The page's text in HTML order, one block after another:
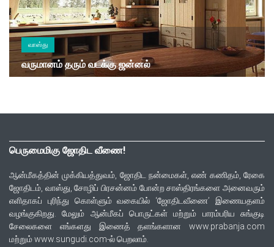
வாஸ்து
வருமானம் தரும் வடக்கு ஜன்னல்
பெருமைமிகு ஜோதிட வீணை!
ஆன்மீகத்தின் முக்கியத்துவம், ஜோதிட நன்மைகள், எண் கணிதம், ரேகை
ஜோதிடம், வாஸ்து, சோழிப் பிரசன்னம் போன்ற சாஸ்திரங்களை அனைவரும்
எளிதாகப் புரிந்து கொள்ளும் வகையில் ‘ஜோதிடவீணை’ இணையதளம்
வழங்குகிறது. மேலும் ஆன்மீகப் பொருட்கள் மற்றும் பாரம்பரிய சுங்குடி
சேலைகளை எங்களது இணைத் தளங்களான www.prabanja.com
மற்றும் www.sungudi.com-ல் பெறலாம்.